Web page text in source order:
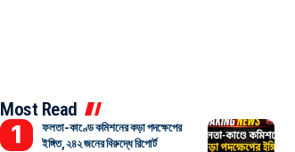
Most Read
ফলতা-কাণ্ডে কমিশনের কড়া পদক্ষেপের
ইঙ্গিত, ২৪২ জনের বিরুদ্ধে রিপোর্ট